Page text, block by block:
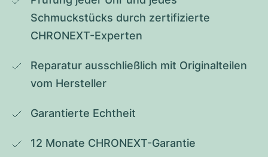
Schmuckstücks durch zertifizierte
CHRONEXT-Experten
Reparatur ausschließlich mit Originalteilen
vom Hersteller
Garantierte Echtheit
12 Monate CHRONEXT-Garantie